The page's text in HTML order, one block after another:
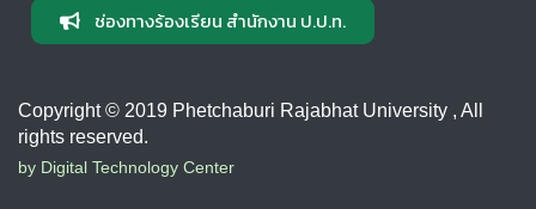
ช่องทางร้องเรียน สำนักงาน ป.ป.ท.
Copyright © 2019 Phetchaburi Rajabhat University , All
rights reserved.
by Digital Technology Center